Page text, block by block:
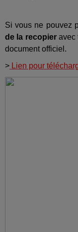
Si vous ne pouvez
de la recopieravec
document officiel.
> Lien pour